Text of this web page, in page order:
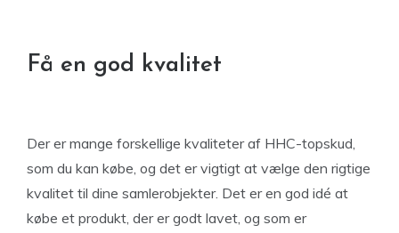
Få en god kvalitet
Der er mange forskellige kvaliteter af HHC-topskud,
som du kan købe, og det er vigtigt at vælge den rigtige
kvalitet til dine samlerobjekter. Det er en god idé at
købe et produkt, der er godt lavet, og som er